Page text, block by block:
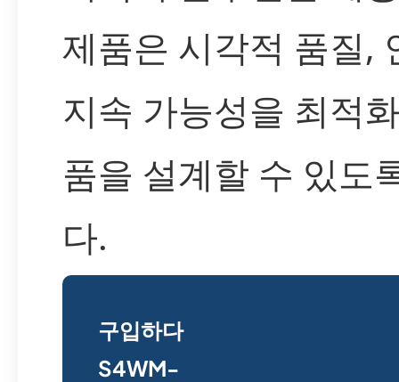
제품은 시각적 품질,
지속 가능성을 최적
품을 설계할 수 있도
다.
구입하다
S4WM-